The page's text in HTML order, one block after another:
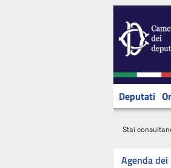
Deputati
Stai
Agenda dei